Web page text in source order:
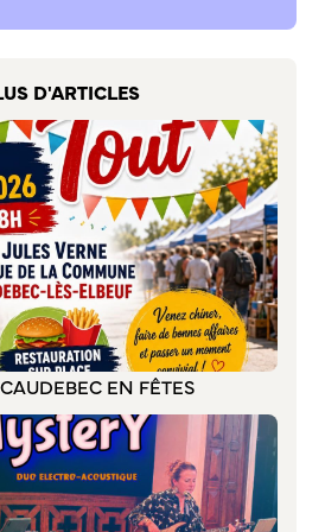
D'ARTICLES
EN FÊTES
Normandie
Seine-Maritime